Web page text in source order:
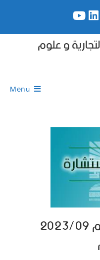
و علوم
Menu
الإعلان عن الإستشارة رقم 2023/09